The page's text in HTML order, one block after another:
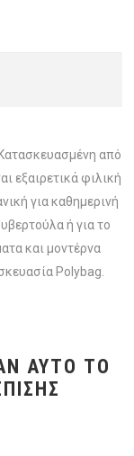
από
εξαιρετικά φιλική
για καθημερινή
ή για το
και μοντέρνα
Polybag.
ΑΥΤΌ ΤΟ